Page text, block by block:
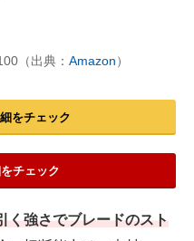
（出典： Amazon）
をチェック
チェック
く強さでブレードのスト